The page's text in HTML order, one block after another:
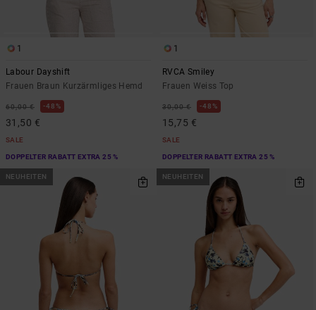
1
Labour Dayshift
Frauen Braun Kurzärmliges Hemd
60,00 € 48%
31,50 €
SALE
DOPPELTER RABATT EXTRA 25 %
1
RVCA Smiley
Frauen Weiss Top
30,00 € 48%
15,75 €
SALE
DOPPELTER RABATT EXTRA 25 %
NEUHEITEN NEUHEITEN